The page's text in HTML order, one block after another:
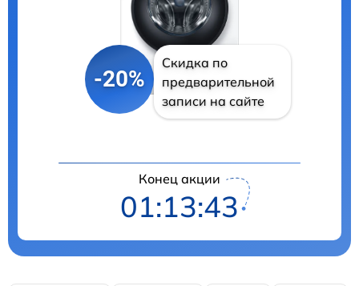
-20%
Скидка по
предварительной
записи на сайте
Конец акции
01:13:42